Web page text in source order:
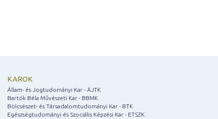
KAROK
Állam- és Jogtudományi Kar - ÁJTK
Bartók Béla Művészeti Kar - BBMK
Bölcsészet- és Társadalomtudományi Kar - BTK
Egészségtudományi és Szociális Képzési Kar - ETSZK